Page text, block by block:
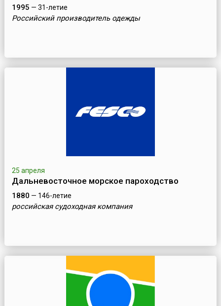
1995 — 31-летие
Российский производитель одежды
25 апреля
Дальневосточное морское пароходство
1880 — 146-летие
российская судоходная компания